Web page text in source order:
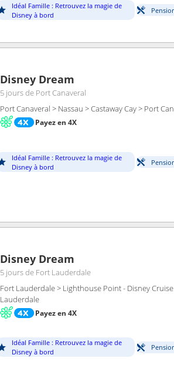
Idéal Famille : Retrouvez la magie de
Disney à bord
Disney Dream
5 joursde Port Canaveral
Port Canaveral > Nassau > Castaway Cay > Port
Payez en 4X
Idéal Famille : Retrouvez la magie de
Disney à bord
Disney Dream
5 joursde Fort Lauderdale
Fort Lauderdale > Lighthouse Point - Disney
Lauderdale
Payez en 4X
Idéal Famille : Retrouvez la magie de
Disney à bord